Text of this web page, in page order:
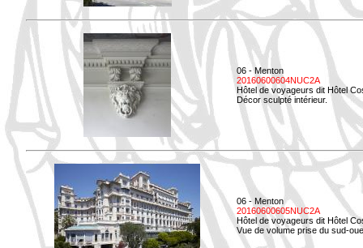
06 - Menton
20160600604NUC2A
Hôtel de voyageurs dit Hôtel
Décor sculpté intérieur.
06 - Menton
20160600605NUC2A
Hôtel de voyageurs dit Hôtel
Vue de volume prise du sud-